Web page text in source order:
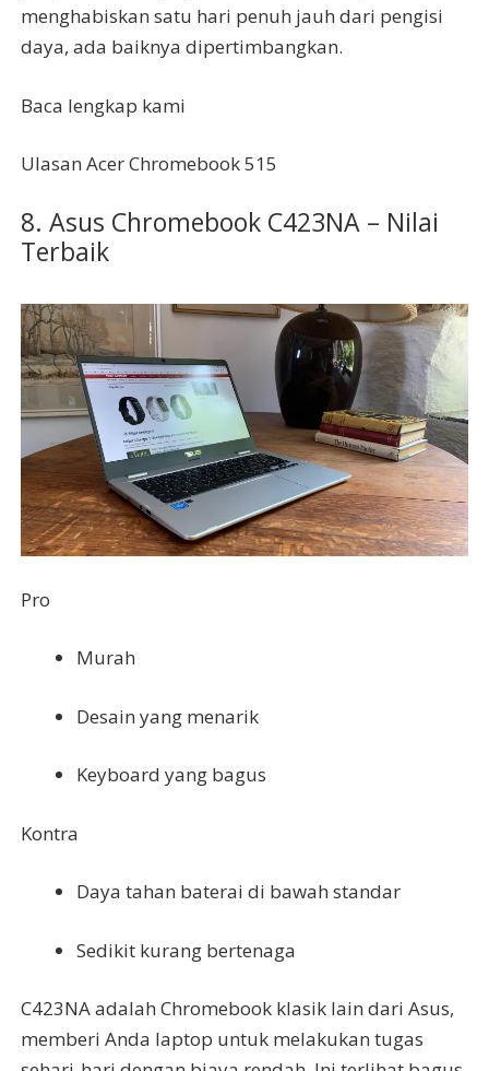
menghabiskan satu hari penuh jauh dari pengisi
daya, ada baiknya dipertimbangkan.
Baca lengkap kami
Ulasan Acer Chromebook 515
8. Asus Chromebook C423NA – Nilai
Terbaik
Pro
Murah
Desain yang menarik
Keyboard yang bagus
Kontra
Daya tahan baterai di bawah standar
Sedikit kurang bertenaga
C423NA adalah Chromebook klasik lain dari Asus,
memberi Anda laptop untuk melakukan tugas